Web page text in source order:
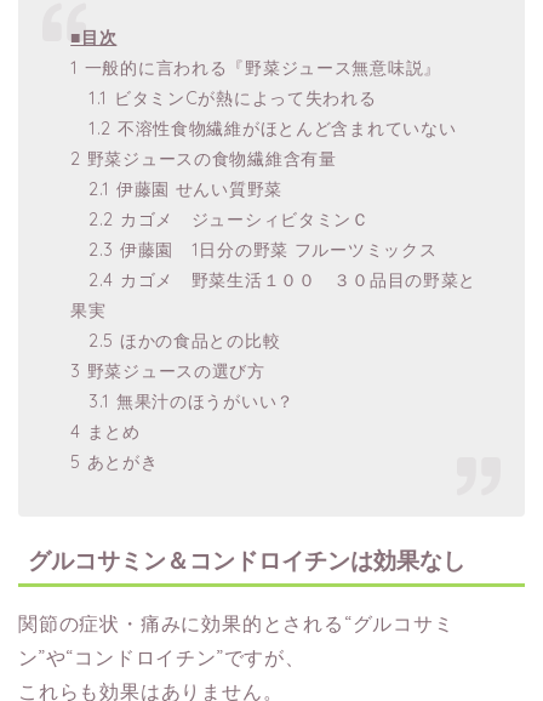
■目次
1 一般的に言われる『野菜ジュース無意味説』
1.1 ビタミンCが熱によって失われる
1.2 不溶性食物繊維がほとんど含まれていない
2 野菜ジュースの食物繊維含有量
2.1 伊藤園 せんい質野菜
2.2 カゴメ ジューシィビタミンＣ
2.3 伊藤園 1日分の野菜 フルーツミックス
2.4 カゴメ 野菜生活１００ ３０品目の野菜と
果実
2.5 ほかの食品との比較
3 野菜ジュースの選び方
3.1 無果汁のほうがいい？
4 まとめ
5 あとがき
グルコサミン＆コンドロイチンは効果なし
関節の症状・痛みに効果的とされる“グルコサミ
ン”や“コンドロイチン”ですが、
これらも効果はありません。